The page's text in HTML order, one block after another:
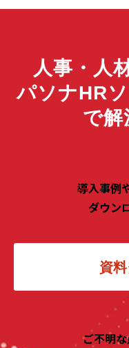
人事・人
パソナHR
で解
導入事例
ダウン
資
ご不明